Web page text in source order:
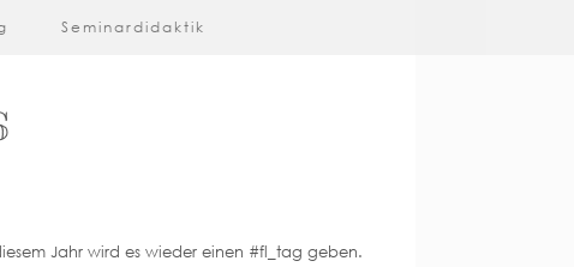
Seminardidaktik
Jahr wird es wieder einen #fl_tag geben.